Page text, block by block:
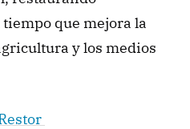
que mejora la
y los medios